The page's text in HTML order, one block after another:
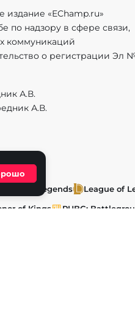
«EChamp.ru»
по надзору в сфере связи,
коммуникаций
о регистрации Эл
А.В.
А.В.
Mobile Legends League of
of Kings PUBG: